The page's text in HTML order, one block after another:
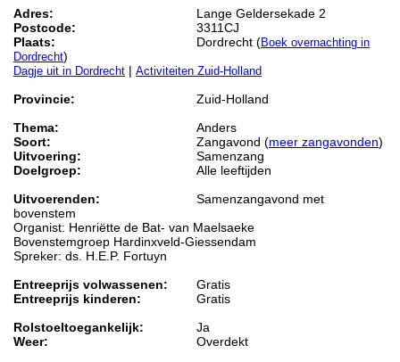
Adres:
Lange Geldersekade 2
Postcode:
3311CJ
Plaats:
Dordrecht (Boek overnachting in
Dordrecht)
Dagje uit in Dordrecht | Activiteiten Zuid-Holland
Provincie:
Zuid-Holland
Thema:
Anders
Soort:
Zangavond (meer zangavonden)
Uitvoering:
Samenzang
Doelgroep:
Alle leeftijden
Uitvoerenden:
Samenzangavond met
bovenstem
Organist: Henriëtte de Bat- van Maelsaeke
Bovenstemgroep Hardinxveld-Giessendam
Spreker: ds. H.E.P. Fortuyn
Entreeprijs volwassenen:
Gratis
Entreeprijs kinderen:
Gratis
Rolstoeltoegankelijk:
Ja
Weer:
Overdekt